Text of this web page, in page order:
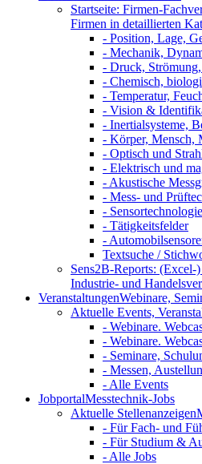
Startseite: Firmen-
Firmen in detaillierten
- Position, Lage,
- Mechanik,
- Druck,
- Chemisch,
- Temperatur,
- Vision &
- Inertialsysteme,
- Körper, Mensch,
- Optisch und
- Elektrisch und
- Akustische
- Mess- und
-
- Tätigkeitsfelder
-
Textsuche /
Sens2B-Reports: (Excel-
Industrie- und
VeranstaltungenWebinare,
Aktuelle Events,
- Webinare.
- Webinare.
- Seminare,
- Messen,
- Alle Events
JobportalMesstechnik-Jobs
Aktuelle Stellenanzeigen
- Für Fach- und
- Für Studium &
- Alle Jobs